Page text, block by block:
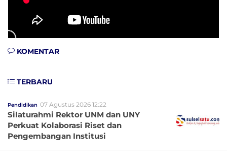
KOMENTAR
TERBARU
Pendidikan 07 Agustus 2026 12:22
Silaturahmi Rektor UNM dan UNY
Perkuat Kolaborasi Riset dan
Pengembangan Institusi